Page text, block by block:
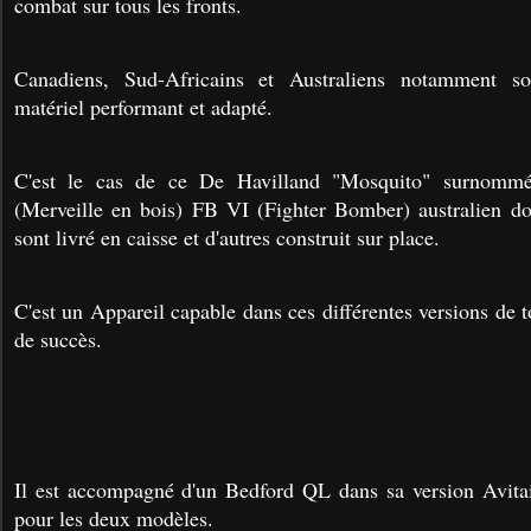
Canadiens, Sud-Africains et Australiens notamment
matériel performant et adapté.
C'est le cas de ce De Havilland "Mosquito"
(Merveille en bois) FB VI (Fighter Bomber) australien
sont livré en caisse et d'autres construit sur place.
C'est un Appareil capable dans ces différentes versions de
de succès.
Il est accompagné d'un Bedford QL dans sa version
pour les deux modèles.